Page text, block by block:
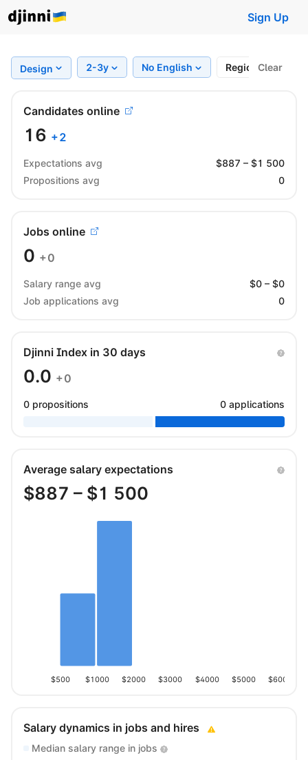
Sign Up
Design 2-3y No English RegionClear
Candidates online
16 +2
Expectations avg $887 – $1 500
Propositions avg
0
Jobs online
0 +0
Salary range avg $0 – $0
Job applications avg
0
Djinni Index in 30 days
0.0 +0
0 propositions 0 applications
Average salary expectations
$887 – $1 500
$500 $1000 $2000 $3000 $4000 $5000 $6000
Salary dynamics in jobs and hires
Median salary range in jobs